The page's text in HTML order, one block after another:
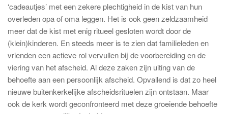
‘cadeautjes’ met een zekere plechtigheid in de kist van hun
overleden opa of oma leggen. Het is ook geen zeldzaamheid
meer dat de kist met enig ritueel gesloten wordt door de
(klein)kinderen. En steeds meer is te zien dat familieleden en
vrienden een actieve rol vervullen bij de voorbereiding en de
viering van het afscheid. Al deze zaken zijn uiting van de
behoefte aan een persoonlijk afscheid. Opvallend is dat zo heel
nieuwe buitenkerkelijke afscheidsrituelen zijn ontstaan. Maar
ook de kerk wordt geconfronteerd met deze groeiende behoefte